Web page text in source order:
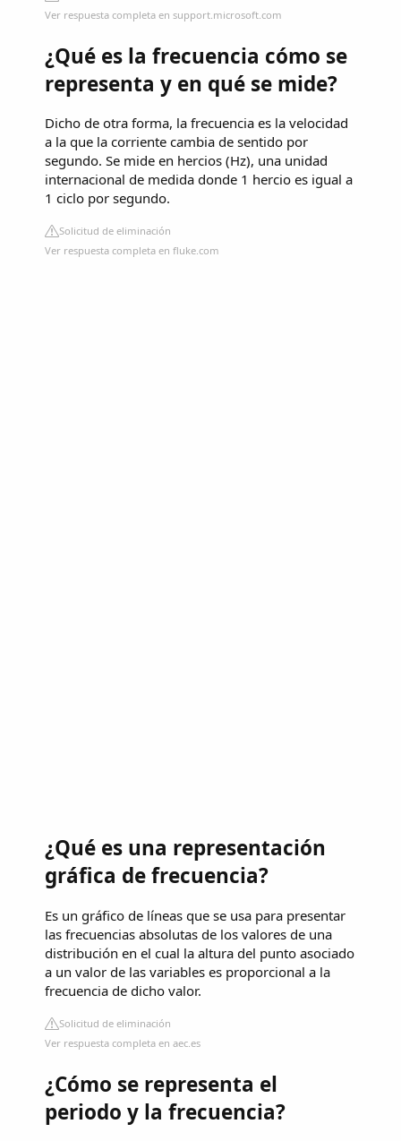
Ver respuesta completa en support.microsoft.com
¿Qué es la frecuencia cómo se
representa y en qué se mide?
Dicho de otra forma, la frecuencia es la velocidad
a la que la corriente cambia de sentido por
segundo. Se mide en hercios (Hz), una unidad
internacional de medida donde 1 hercio es igual a
1 ciclo por segundo.
Solicitud de eliminación
Ver respuesta completa en fluke.com
¿Qué es una representación
gráfica de frecuencia?
Es un gráfico de líneas que se usa para presentar
las frecuencias absolutas de los valores de una
distribución en el cual la altura del punto asociado
a un valor de las variables es proporcional a la
frecuencia de dicho valor.
Solicitud de eliminación
Ver respuesta completa en aec.es
¿Cómo se representa el
periodo y la frecuencia?